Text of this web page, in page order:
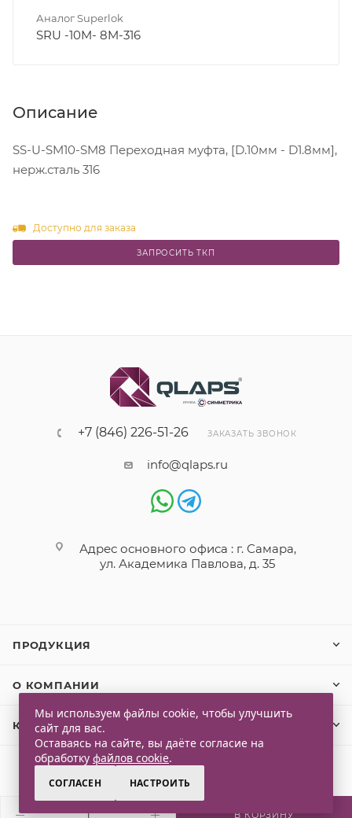
Аналог Superlok
SRU -10M- 8M-316
Описание
SS-U-SM10-SM8 Переходная муфта, [D.10мм - D1.8мм],
нерж.сталь 316
Доступно для заказа
В КОРЗИНУ
ЗАПРОСИТЬ ТКП
+7 (846) 226-51-26 ЗАКАЗАТЬ ЗВОНОК
info@qlaps.ru
Адрес основного офиса : г. Самара,
ул. Академика Павлова, д. 35
ПРОДУКЦИЯ
О КОМПАНИИ
КЛИЕНТАМ
Мы используем файлы cookie, чтобы улучшить
сайт для вас.
Оставаясь на сайте, вы даёте согласие на
обработку файлов cookie.
СОГЛАСЕН НАСТРОИТЬ